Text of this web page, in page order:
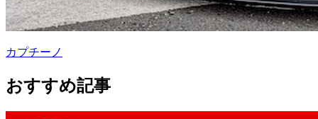
カプチーノ
おすすめ記事